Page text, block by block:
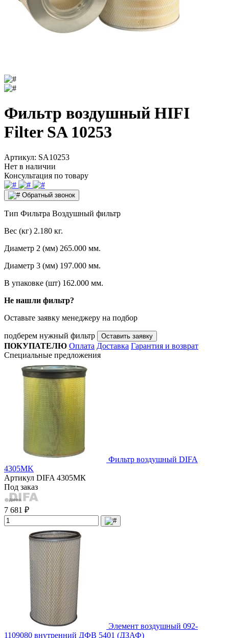
Фильтр воздушный HIFI
Filter SA 10253
Артикул: SA10253
Нет в наличии
Консультация по товару
Обратный звонок
Тип Фильтра Воздушный фильтр
Вес (кг) 2.180 кг.
Диаметр 2 (мм) 265.000 мм.
Диаметр 3 (мм) 197.000 мм.
В упаковке (шт) 162.000 мм.
Не нашли фильтр?
Оставьте заявку менеджеру на подбор
подберем нужный фильтр Оставить заявку
ПОКУПАТЕЛЮ Оплата Доставка Гарантия и возврат
Специальные предложения
Фильтр воздушный DIFA
4305МK
Артикул DIFA 4305МК
Под заказ
7 681 ₽
Элемент воздушный 092-
1109080 внутренний ДФВ 5401 (ДЗАФ)